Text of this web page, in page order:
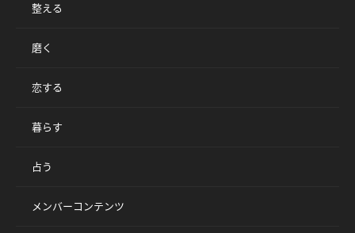
整える
磨く
恋する
暮らす
占う
メンバーコンテンツ